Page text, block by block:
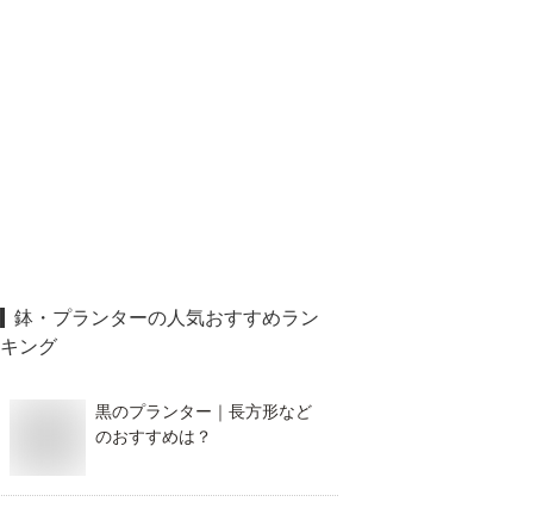
鉢・プランターの人気おすすめラン
キング
黒のプランター｜長方形など
のおすすめは？